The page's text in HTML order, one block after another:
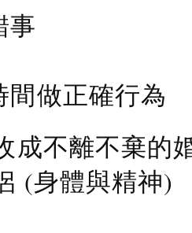
事
間做正確行為
成不離不棄的
(身體與精神)